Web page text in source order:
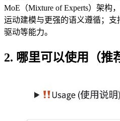
MoE（Mixture of Experts）架构
运动建模与更强的语义遵循；
驱动等能力。
2. 哪里可以使用（推